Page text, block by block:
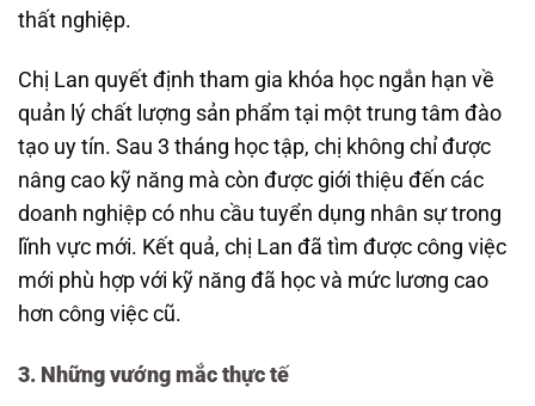
thất nghiệp.
Chị Lan quyết định tham gia khóa học ngắn hạn về
quản lý chất lượng sản phẩm tại một trung tâm đào
tạo uy tín. Sau 3 tháng học tập, chị không chỉ được
nâng cao kỹ năng mà còn được giới thiệu đến các
doanh nghiệp có nhu cầu tuyển dụng nhân sự trong
lĩnh vực mới. Kết quả, chị Lan đã tìm được công việc
mới phù hợp với kỹ năng đã học và mức lương cao
hơn công việc cũ.
3. Những vướng mắc thực tế